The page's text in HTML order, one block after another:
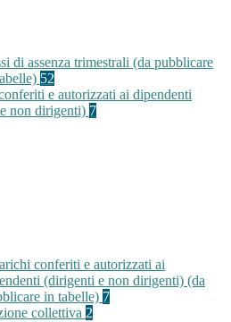
di assenza trimestrali (da pubblicare
52
e autorizzati ai dipendenti
non dirigenti) 7
conferiti e autorizzati ai
(dirigenti e non dirigenti) (da
in tabelle) 7
collettiva 2